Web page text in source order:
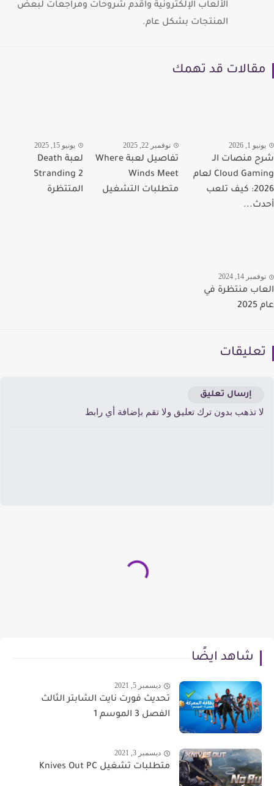
الألعاب الإلكترونية واقدم شروحات ومراجعات لبعض
المنتجات بشكل عام.
قد تهمك
1, 2026
منصات الـ
Cloud Gaming لعام
2026: كيف تلعب
نوفمبر 22, 2025
تفاصيل لعبة Where
Winds Meet
متطلبات التشغيل
يونيو 15, 2025
لعبة Death
Stranding 2
المتتظرة
14, 2024
منتظرة في
إرسال تعليق
تذهب بدون ترك تعليق ولا تقم بإضافة أي رابط
شاهد ايضًا
ديسمبر 5, 2021
تحديث فورت نايت الشابتر الثالث
الفصل 3 الموسم 1
ديسمبر 3, 2021
متطلبات تشغيل Knives Out PC